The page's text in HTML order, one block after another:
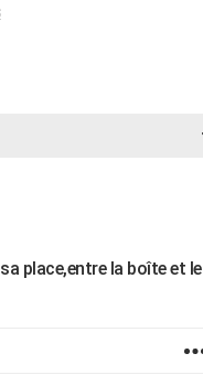
place,entre la boîte et le